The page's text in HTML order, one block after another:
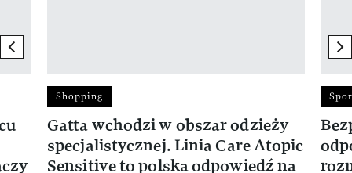
previous element
Shopping
Gatta wchodzi w obszar odzieży
specjalistycznej. Linia Care Atopic
Sensitive to polska odpowiedź na